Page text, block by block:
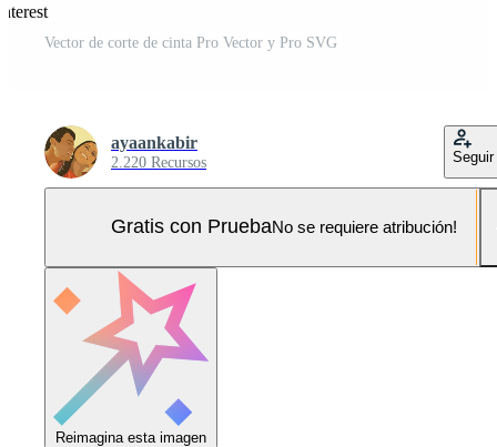
Vector de corte de cinta Pro Vector y Pro SVG
ayaankabir
2.220 Recursos Seguir
Gratis con PruebaNo se requiere atribución!
Reimagina esta imagen